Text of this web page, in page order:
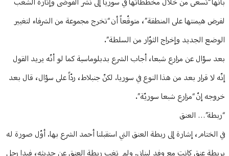
بأنّها “تسعى من خلال مخطّطاتها في سوريا إلى نشر الفوضى وإثارة الشغب
لفرض هيمنتها على المنطقة”، متوقّعاً أن “تخرج مجموعة من الشرفاء لتغيير
الوضع الجديد وإخراج الثوّار من السلطة”.
بعد سؤال عن مزارع شبعا، أجاب الشرع بدبلوماسية كما لو أنّه يريد القول
إنّه لا قرار بعد من هذا النوع في سوريا. لكنّ جنبلاط، ردّاً على سؤال، قال بعد
خروجه إنّ “مزارع شبعا سوريّة”.
“ربطة”… العنق
في الختام، إشارة إلى ربطة العنق التي استقبلنا أحمد الشرع بها. أوّل صورة له
بربطة عنق كانت مع وفد لبناني. ولم تغِب ربطة العنق عن حديثه، فبدا رجل